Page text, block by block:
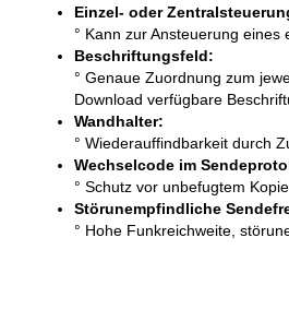
Einzel- oder
° Kann zur Ansteuerung
Beschriftungsfeld:
° Genaue Zuordnung zum
Download verfügbare
Wandhalter:
° Wiederauffindbarkeit durch
Wechselcode im
° Schutz vor unbefugtem
Störunempfindliche
° Hohe Funkreichweite,